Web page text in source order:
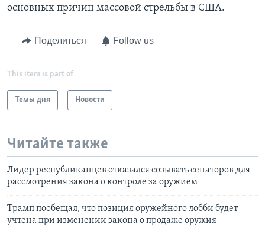
основных причин массовой стрельбы в США.
Поделиться Follow us
This item is part of
Темы дня Новости
Читайте также
Лидер республиканцев отказался созывать сенаторов для
рассмотрения закона о контроле за оружием
Трамп пообещал, что позиция оружейного лобби будет
учтена при изменении закона о продаже оружия